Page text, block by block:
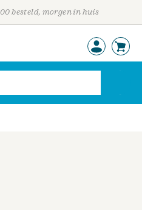
besteld, morgen in huis